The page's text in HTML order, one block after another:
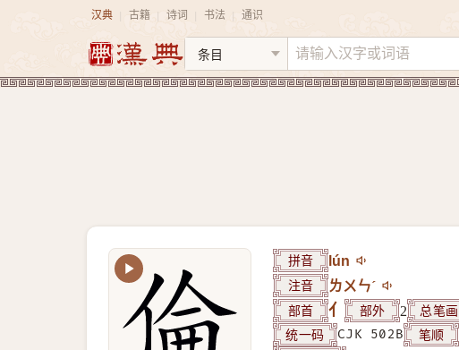
汉典 古籍 诗词 书法 通识
拼音 lún
注音 ㄌㄨㄣˊ
部首 亻 部外 2 总笔画
统一码 CJK 502B 笔顺